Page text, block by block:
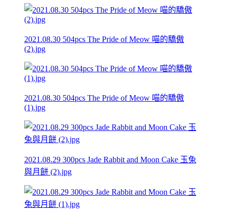
2021.08.30 504pcs The Pride of Meow 喵的驕傲
(2).jpg
2021.08.30 504pcs The Pride of Meow 喵的驕傲
(1).jpg
2021.08.29 300pcs Jade Rabbit and Moon Cake 玉兔
與月餅 (2).jpg